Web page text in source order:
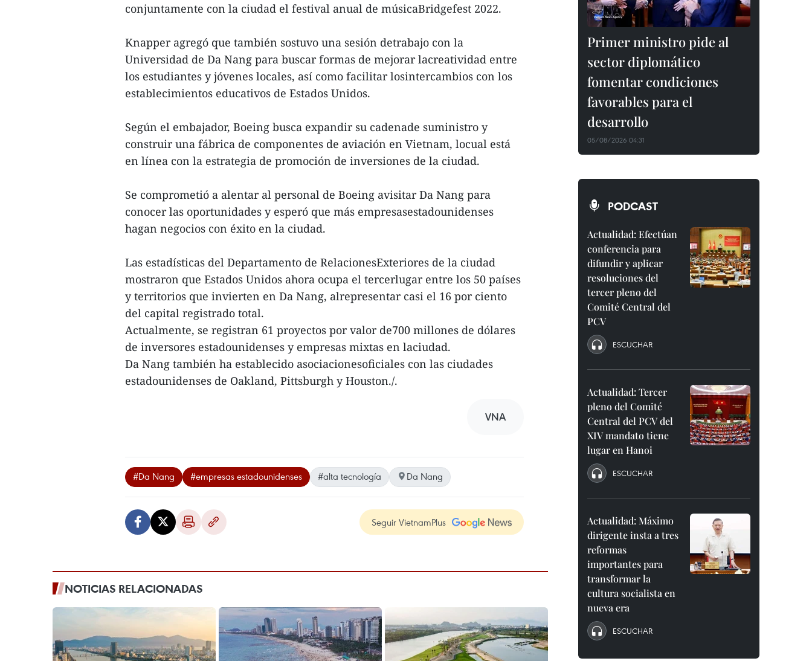
conjuntamente con la ciudad el festival anual de músicaBridgefest 2022.
Knapper agregó que también sostuvo una sesión detrabajo con la
Universidad de Da Nang para buscar formas de mejorar lacreatividad entre
los estudiantes y jóvenes locales, así como facilitar losintercambios con los
establecimientos educativos de Estados Unidos.
Según el embajador, Boeing busca expandir su cadenade suministro y
construir una fábrica de componentes de aviación en Vietnam, locual está
en línea con la estrategia de promoción de inversiones de la ciudad.
Se comprometió a alentar al personal de Boeing avisitar Da Nang para
conocer las oportunidades y esperó que más empresasestadounidenses
hagan negocios con éxito en la ciudad.
Las estadísticas del Departamento de RelacionesExteriores de la ciudad
mostraron que Estados Unidos ahora ocupa el tercerlugar entre los 50 países
y territorios que invierten en Da Nang, alrepresentar casi el 16 por ciento
del capital registrado total.
Actualmente, se registran 61 proyectos por valor de700 millones de dólares
de inversores estadounidenses y empresas mixtas en laciudad.
Da Nang también ha establecido asociacionesoficiales con las ciudades
estadounidenses de Oakland, Pittsburgh y Houston./.
VNA
#Da Nang #empresas estadounidenses #alta tecnología Da Nang
Seguir VietnamPlus
NOTICIAS RELACIONADAS
Primer ministro pide al
sector diplomático
fomentar condiciones
favorables para el
desarrollo
05/08/2026 04:31
PODCAST
Actualidad: Efectúan
conferencia para
difundir y aplicar
resoluciones del
tercer pleno del
Comité Central del
PCV
ESCUCHAR
Actualidad: Tercer
pleno del Comité
Central del PCV del
XIV mandato tiene
lugar en Hanoi
ESCUCHAR
Actualidad: Máximo
dirigente insta a tres
reformas
importantes para
transformar la
cultura socialista en
nueva era
ESCUCHAR